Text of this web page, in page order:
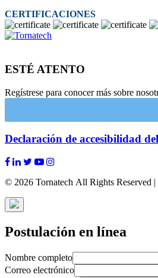
CERTIFICACIONES
ESTÉ ATENTO
Regístrese para conocer más sobre
Declaración de accesibilidad
© 2026 Tornatech All Rights Reserved |
Postulación en línea
Nombre completo
Correo electrónico